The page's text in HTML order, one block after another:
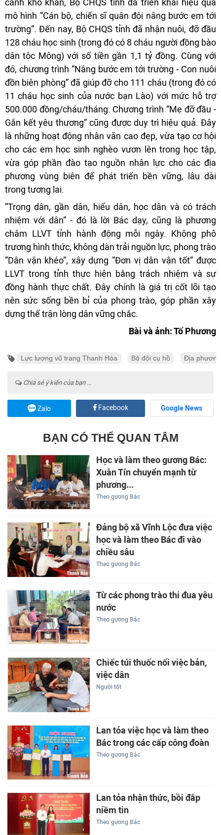
cảnh khó khăn, Bộ CHQS tỉnh đã triển khai hiệu quả
mô hình “Cán bộ, chiến sĩ quân đội nâng bước em tới
trường”. Đến nay, Bộ CHQS tỉnh đã nhận nuôi, đỡ đầu
128 cháu học sinh (trong đó có 8 cháu người đồng bào
dân tộc Mông) với số tiền gần 1,1 tỷ đồng. Cùng với
đó, chương trình “Nâng bước em tới trường - Con nuôi
đồn biên phòng” đã giúp đỡ cho 111 cháu (trong đó có
11 cháu học sinh của nước bạn Lào) với mức hỗ trợ
500.000 đồng/cháu/tháng. Chương trình “Mẹ đỡ đầu -
Gắn kết yêu thương” cũng được duy trì hiệu quả. Đây
là những hoạt động nhân văn cao đẹp, vừa tạo cơ hội
cho các em học sinh nghèo vươn lên trong học tập,
vừa góp phần đào tạo nguồn nhân lực cho các địa
phương vùng biên để phát triển bền vững, lâu dài
trong tương lai.
“Trọng dân, gần dân, hiểu dân, học dân và có trách
nhiệm với dân” - đó là lời Bác dạy, cũng là phương
châm LLVT tỉnh hành động mỗi ngày. Không phô
trương hình thức, không dàn trải nguồn lực, phong trào
“Dân vận khéo”, xây dựng “Đơn vị dân vận tốt” được
LLVT trong tỉnh thực hiện bằng trách nhiệm và sự
đồng hành thực chất. Đây chính là giá trị cốt lõi tạo
nên sức sống bền bỉ của phong trào, góp phần xây
dựng thế trận lòng dân vững chắc.
Bài và ảnh: Tố Phương
Lực lượng vũ trang Thanh Hóa Bộ đội cụ hồ Địa phương
Chia sẻ ý kiến của bạn ...
Zalo Facebook Google News
BẠN CÓ THỂ QUAN TÂM
Học và làm theo gương Bác:
Xuân Tín chuyển mạnh từ
phương...
Theo gương Bác
Đảng bộ xã Vĩnh Lộc đưa việc
học và làm theo Bác đi vào
chiều sâu
Theo gương Bác
Từ các phong trào thi đua yêu
nước
Theo gương Bác
Chiếc túi thuốc nối việc bản,
việc dân
Người tốt
Lan tỏa việc học và làm theo
Bác trong các cấp công đoàn
Theo gương Bác
Lan tỏa nhận thức, bồi đắp
niềm tin
Theo gương Bác